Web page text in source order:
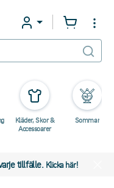
Kläder, Skor &
Accessoarer
Sommar
tillfälle. Klicka här!